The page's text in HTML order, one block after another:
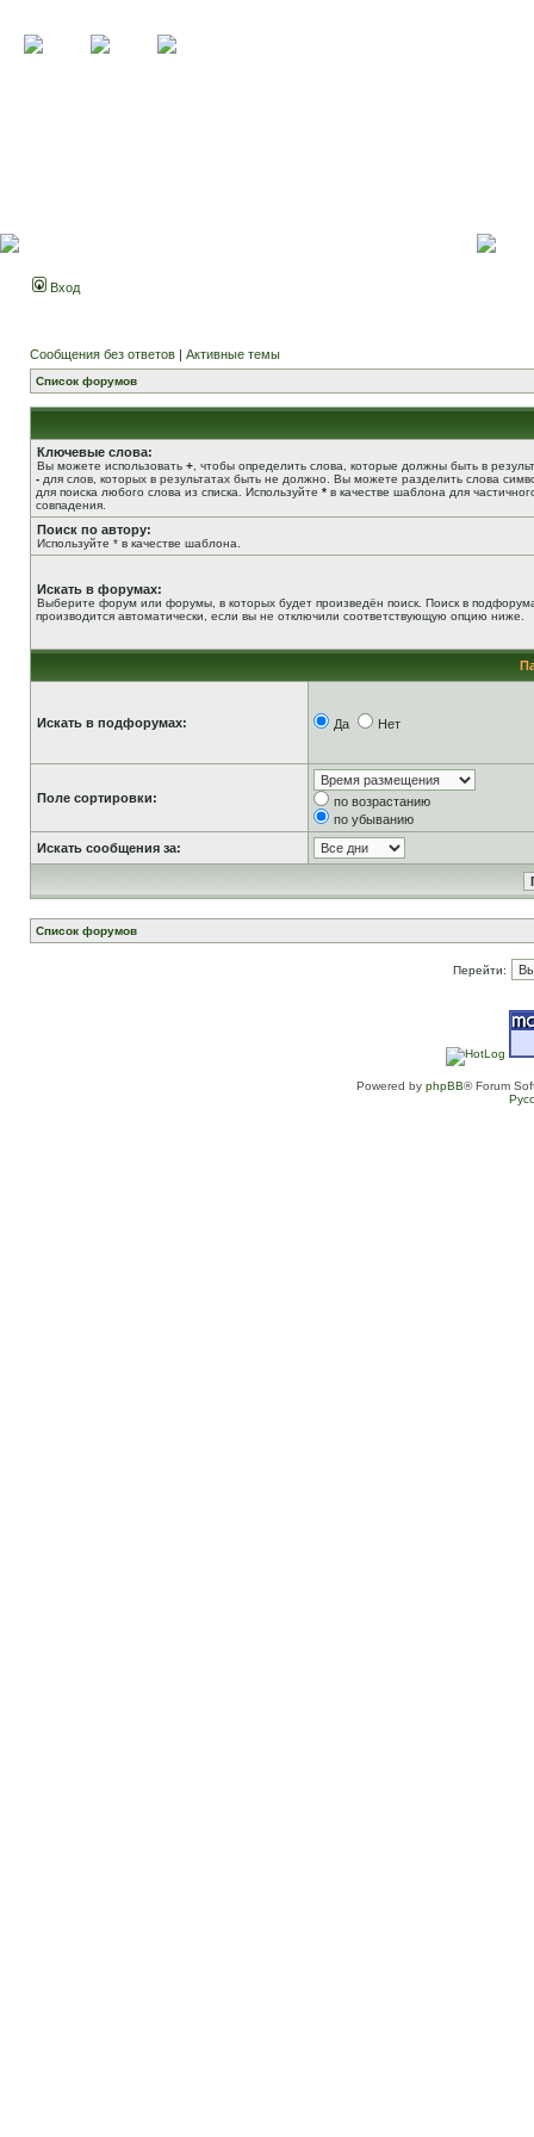
Вход
Сообщения без ответов | Активные темы
Список форумов
Ключевые слова:
Вы можете использовать + , чтобы определить слова, которые должны быть в
- для слов, которых в результатах быть не должно. Вы можете разделить слова
для поиска любого слова из списка. Используйте * в качестве шаблона для
совпадения.
Поиск по автору:
Используйте * в качестве шаблона.
Искать в форумах:
Выберите форум или форумы, в которых будет произведён поиск. Поиск в
производится автоматически, если вы не отключили соответствующую опцию ниже.
Искать в подфорумах: Да Нет
Поле сортировки:
по возрастанию
по убыванию
Искать сообщения за:
Список форумов
Перейти:
Powered by phpBB® Forum